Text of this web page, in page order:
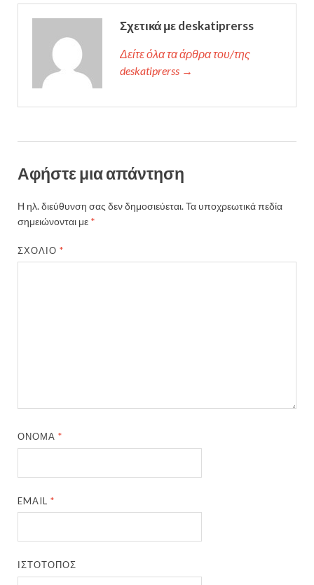
Σχετικά με deskatiprerss
Δείτε όλα τα άρθρα του/της
deskatiprerss →
Αφήστε μια απάντηση
Η ηλ. διεύθυνση σας δεν δημοσιεύεται.Τα υποχρεωτικά πεδία
σημειώνονται με *
ΣΧΌΛΙΟ*
ΌΝΟΜΑ*
EMAIL*
ΙΣΤΌΤΟΠΟΣ